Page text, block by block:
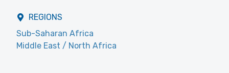
REGIONS
Sub-Saharan Africa
Middle East / North Africa